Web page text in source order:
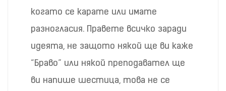
когато се карате или имате
разногласия. Правете всичко заради
идеята, не защото някой ще ви каже
“Браво” или някой преподавател ще
ви напише шестица, това не се